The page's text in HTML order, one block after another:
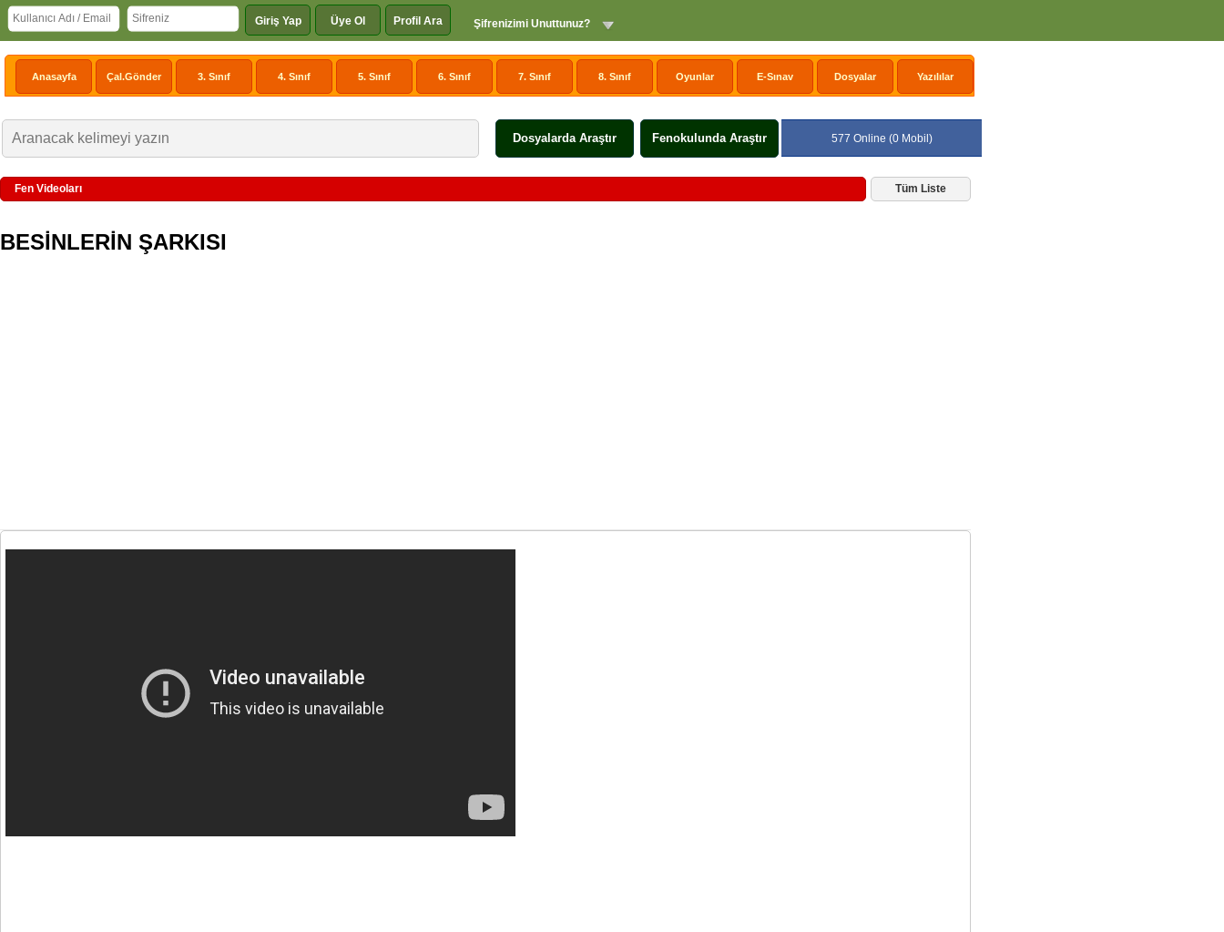
Giriş Yap Üye Ol Profil Ara Şifrenizimi Unuttunuz?
Anasayfa Çal.Gönder 3. Sınıf 4. Sınıf 5. Sınıf 6. Sınıf 7. Sınıf 8. Sınıf Oyunlar E-Sınav Dosyalar Yazılılar
Dosyalarda Araştır Fenokulunda Araştır 577 Online (0 Mobil)
Fen Videoları Tüm Liste
BESİNLERİN ŞARKISI